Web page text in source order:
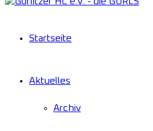
Startseite
Aktuelles
Archiv